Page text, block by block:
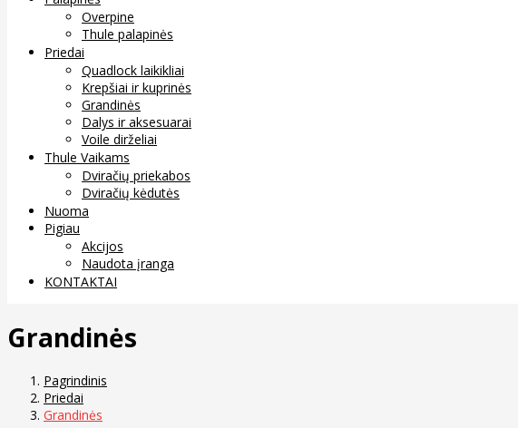
Overpine
Thule palapinės
Priedai
Quadlock laikikliai
Krepšiai ir kuprinės
Grandinės
Dalys ir aksesuarai
Voile dirželiai
Thule Vaikams
Dviračių priekabos
Dviračių kėdutės
Nuoma
Pigiau
Akcijos
Naudota įranga
KONTAKTAI
Grandinės
Pagrindinis
Priedai
Grandinės